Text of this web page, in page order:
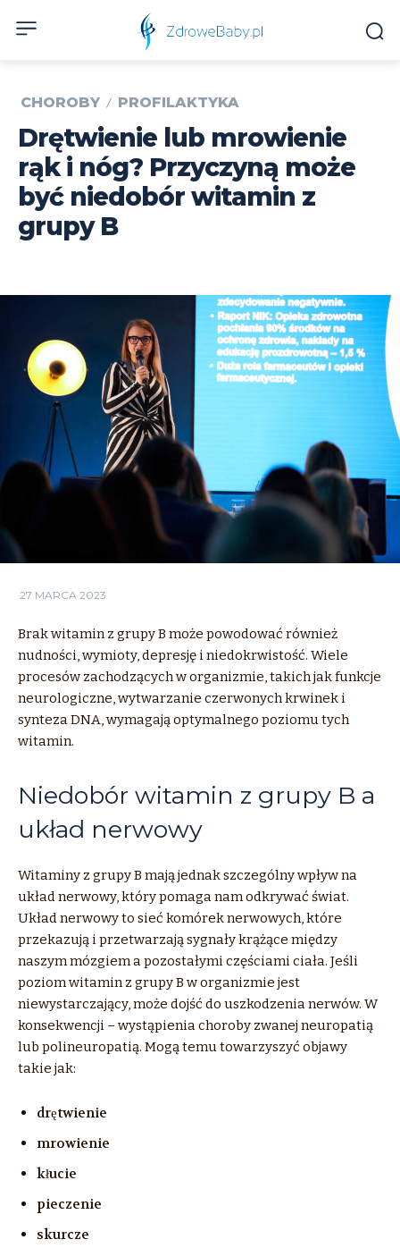
CHOROBY PROFILAKTYKA
Drętwienie lub mrowienie
rąk i nóg? Przyczyną może
być niedobór witamin z
grupy B
27 MARCA 2023
Brakwitamin z grupyB może powodować również
nudności, wymioty, depresję i niedokrwistość. Wiele
procesów zachodzących w organizmie, takich jak funkcje
neurologiczne, wytwarzanie czerwonych krwinek i
synteza DNA, wymagają optymalnego poziomu tych
witamin.
Niedobór witamin z grupy B a
układ nerwowy
Witaminy z grupyB mają jednak szczególny wpływ na
układ nerwowy, który pomaga nam odkrywać świat.
Układ nerwowy to sieć komórek nerwowych, które
przekazują i przetwarzają sygnały krążące między
naszym mózgiem a pozostałymi częściami ciała. Jeśli
poziomwitamin z grupyB w organizmie jest
niewystarczający,może dojść do uszkodzenia nerwów. W
konsekwencji – wystąpienia choroby zwanej neuropatią
lub polineuropatią. Mogą temu towarzyszyć objawy
takie jak:
drętwienie
mrowienie
kłucie
pieczenie
skurcze